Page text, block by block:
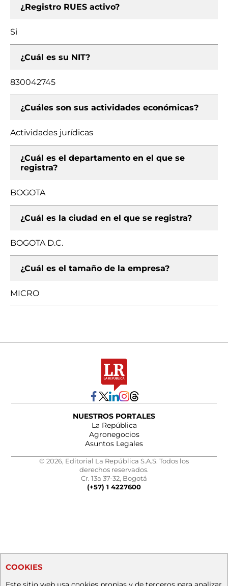
¿Registro RUES activo?
Si
¿Cuál es su NIT?
830042745
¿Cuáles son sus actividades económicas?
Actividades jurídicas
¿Cuál es el departamento en el que se
registra?
BOGOTA
¿Cuál es la ciudad en el que se registra?
BOGOTA D.C.
¿Cuál es el tamaño de la empresa?
MICRO
NUESTROS PORTALES
La República
Agronegocios
Asuntos Legales
© 2026, Editorial La República S.A.S. Todos los
derechos reservados.
Cr. 13a 37-32, Bogotá
(+57) 1 4227600
COOKIES